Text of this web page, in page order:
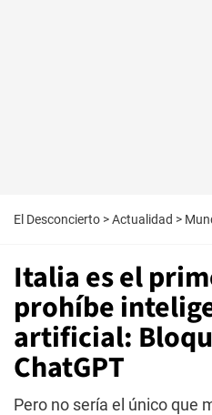
El Desconcierto >Actualidad >
Italia es el
prohíbe
artificial:
ChatGPT
Pero no sería el único que